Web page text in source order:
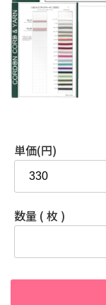
単価(円)
数量 ( 枚 )